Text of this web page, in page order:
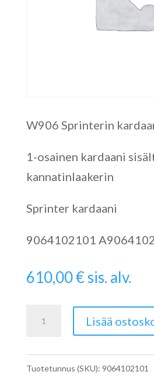
W906 Sprinterin
1-osainen kardaani
kannatinlaakerin
Sprinter kardaani
9064102101
610,00€sis. alv.
W906
A9064102101
Lisää
Tuotetunnus (SKU): 9064102101